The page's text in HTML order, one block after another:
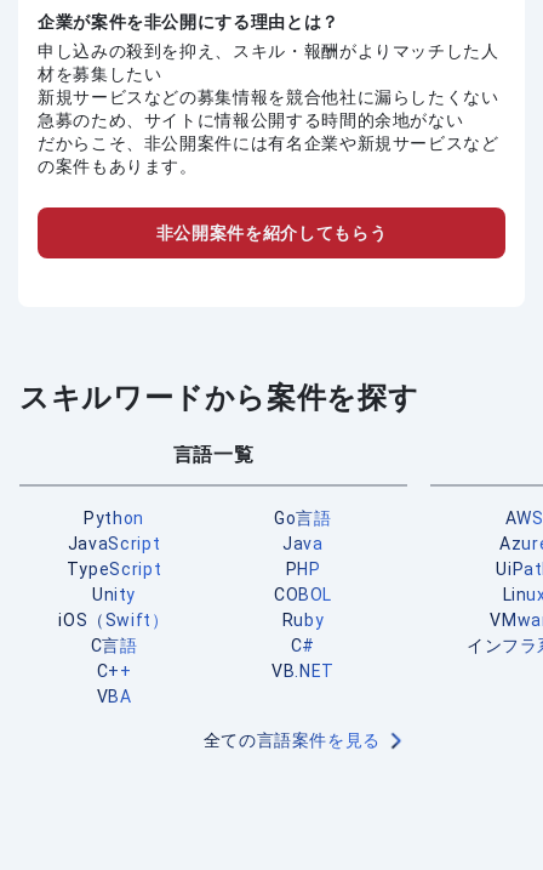
企業が案件を非公開にする理由とは？
申し込みの殺到を抑え、スキル・報酬がよりマッチした人
材を募集したい
新規サービスなどの募集情報を競合他社に漏らしたくない
急募のため、サイトに情報公開する時間的余地がない
だからこそ、非公開案件には有名企業や新規サービスなど
の案件もあります。
非公開案件を紹介してもらう
スキルワードから案件を探す
言語一覧
Python
Go言語
JavaScript
Java
TypeScript
PHP
Unity
COBOL
iOS（Swift）
Ruby
C言語
C#
C++
VB.NET
VBA
全ての言語案件を見る
AWS
インフラ